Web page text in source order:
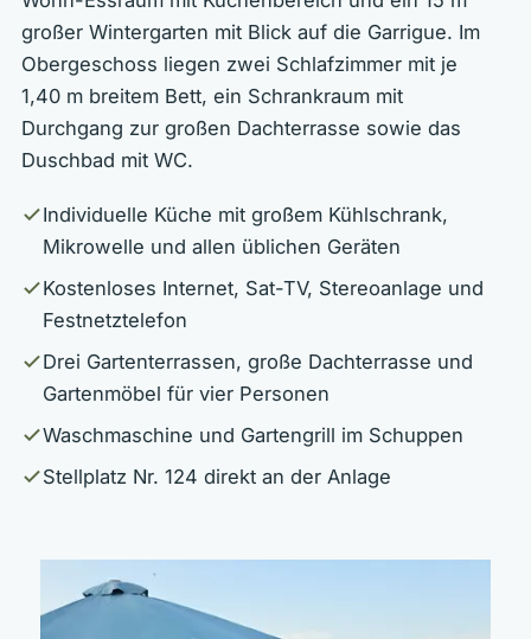
großer Wintergarten mit Blick auf die Garrigue. Im
Obergeschoss liegen zwei Schlafzimmer mit je
1,40 m breitem Bett, ein Schrankraum mit
Durchgang zur großen Dachterrasse sowie das
Duschbad mit WC.
Individuelle Küche mit großem Kühlschrank,
Mikrowelle und allen üblichen Geräten
Kostenloses Internet, Sat-TV, Stereoanlage und
Festnetztelefon
Drei Gartenterrassen, große Dachterrasse und
Gartenmöbel für vier Personen
Waschmaschine und Gartengrill im Schuppen
Stellplatz Nr. 124 direkt an der Anlage